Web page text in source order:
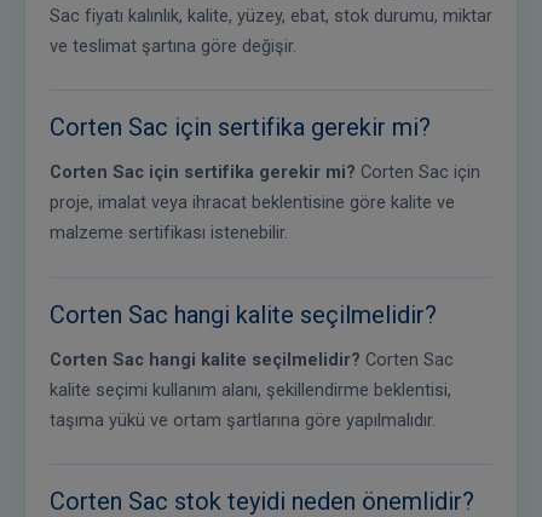
Sac fiyatı kalınlık, kalite, yüzey, ebat, stok durumu, miktar
ve teslimat şartına göre değişir.
Corten Sac için sertifika gerekir mi?
Corten Sac için sertifika gerekir mi? Corten Sac için
proje, imalat veya ihracat beklentisine göre kalite ve
malzeme sertifikası istenebilir.
Corten Sac hangi kalite seçilmelidir?
Corten Sac hangi kalite seçilmelidir? Corten Sac
kalite seçimi kullanım alanı, şekillendirme beklentisi,
taşıma yükü ve ortam şartlarına göre yapılmalıdır.
Corten Sac stok teyidi neden önemlidir?